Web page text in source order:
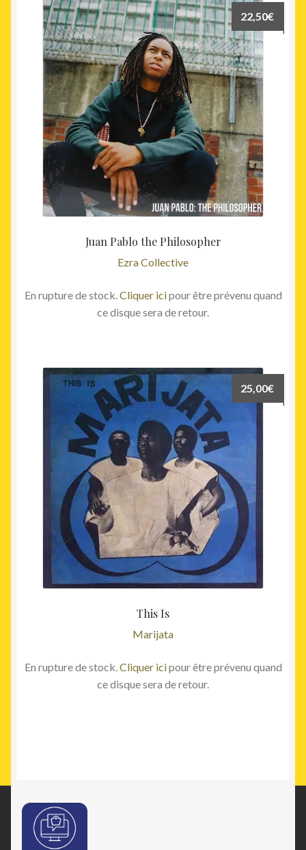
Juan Pablo the Philosopher
Ezra Collective
22,50€
En rupture de stock.Cliquer icipour être prévenu quand
ce disque sera de retour.
This Is
Marijata
25,00€
En rupture de stock.Cliquer icipour être prévenu quand
ce disque sera de retour.